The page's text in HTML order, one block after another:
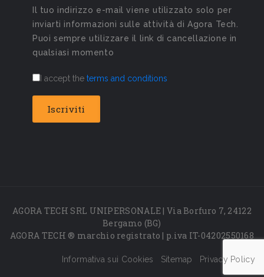
Il tuo indirizzo e-mail viene utilizzato solo per
inviarti informazioni sulle attività di Agora Tech.
Puoi sempre utilizzare il link di cancellazione in
qualsiasi momento
I accept the terms and conditions
AGORA TECH SRL UNIPERSONALE | Via Borfuro 7, 24122
Bergamo (BG)
AGORA TECH ® marchio registrato | p.iva IT-04202550168
Informativa sui Cookies Sitemap Privacy Policy